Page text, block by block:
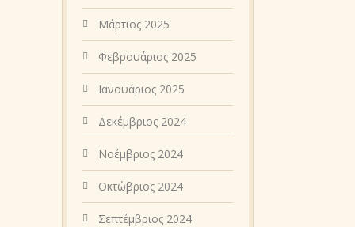
Μάρτιος 2025
Φεβρουάριος 2025
Ιανουάριος 2025
Δεκέμβριος 2024
Νοέμβριος 2024
Οκτώβριος 2024
Σεπτέμβριος 2024